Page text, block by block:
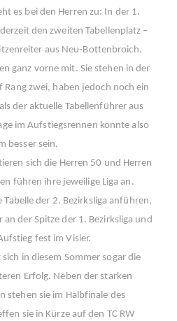
es bei den Herren zu: In der 1.
den zweiten Tabellenplatz –
aus Neu-Bottenbroich.
ganz vorne mit. Sie stehen in der
Rang zwei, haben jedoch noch ein
der aktuelle Tabellenführer aus
im Aufstiegsrennen könnte also
besser sein.
sich die Herren 50 und Herren
führen ihre jeweilige Liga an.
der 2. Bezirksliga anführen,
an der Spitze der 1. Bezirksliga und
fest im Visier.
in diesem Sommer sogar die
Erfolg. Neben der starken
stehen sie im Halbfinale des
sie in Kürze auf den TC RW